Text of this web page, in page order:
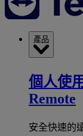
產品
個人使
Remote
安全快速的